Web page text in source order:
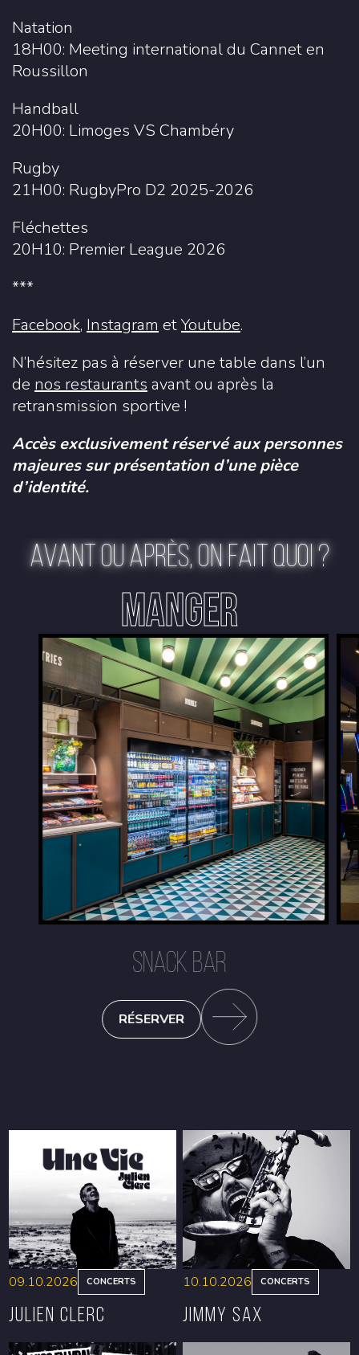
Natation
18H00: Meeting international du Cannet en
Roussillon
Handball
20H00: Limoges VS Chambéry
Rugby
21H00: RugbyPro D2 2025-2026
Fléchettes
20H10: Premier League 2026
***
Facebook, Instagram etYoutube.
N’hésitez pas à réserver une table dans l’un
de nos restaurants avant ou après la
retransmission sportive !
Accès exclusivement réservé aux personnes
majeures sur présentation d’une pièce
d’identité.
AVANT OU APRÈS, ON FAIT QUOI ?
MANGER
SNACK BAR
RÉSERVER
09.10.2026 CONCERTS
Julien Clerc
10.10.2026 CONCERTS
Jimmy Sax